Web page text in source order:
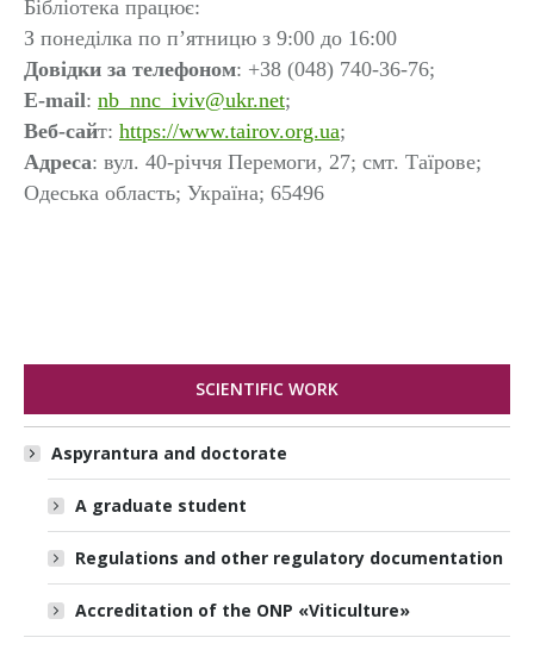
Бібліотека працює:
З понеділка по п’ятницю з 9:00 до 16:00
Довідки за телефоном: +38 (048) 740-36-76;
E-mail: nb_nnc_iviv@ukr.net;
Веб-сайт: https://www.tairov.org.ua;
Адреса: вул. 40-річчя Перемоги, 27; смт. Таїрове;
Одеська область; Україна; 65496
SCIENTIFIC WORK
Aspyrantura and doctorate
A graduate student
Regulations and other regulatory documentation
Accreditation of the ONP «Viticulture»